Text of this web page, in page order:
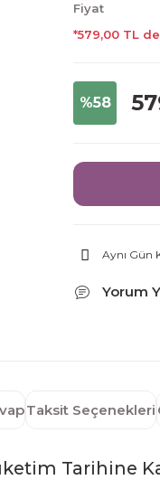
Fiyat
*579,00 TL
%58
Aynı Gün
Yorum
Taksit Seçenekleri
Tarihine